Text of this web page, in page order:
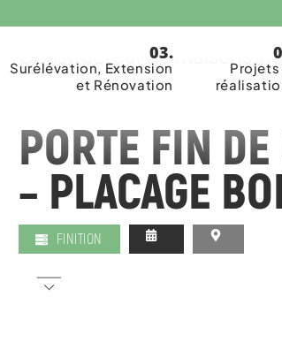
Surélévation, Extension
et Rénovation
Projets
Constructeur de maisons
PORTE FIN
– PLACAGE
FINITION